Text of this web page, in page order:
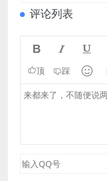
评论列表
  
顶 踩 